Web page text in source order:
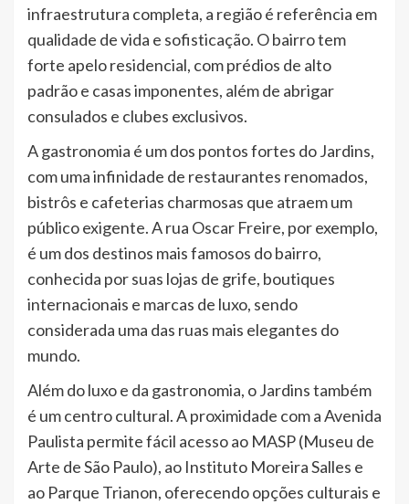
infraestrutura completa, a região é referência em
qualidade de vida e sofisticação. O bairro tem
forte apelo residencial, com prédios de alto
padrão e casas imponentes, além de abrigar
consulados e clubes exclusivos.
A gastronomia é um dos pontos fortes do Jardins,
com uma infinidade de restaurantes renomados,
bistrôs e cafeterias charmosas que atraem um
público exigente. A rua Oscar Freire, por exemplo,
é um dos destinos mais famosos do bairro,
conhecida por suas lojas de grife, boutiques
internacionais e marcas de luxo, sendo
considerada uma das ruas mais elegantes do
mundo.
Além do luxo e da gastronomia, o Jardins também
é um centro cultural. A proximidade com a Avenida
Paulista permite fácil acesso ao MASP (Museu de
Arte de São Paulo), ao Instituto Moreira Salles e
ao Parque Trianon, oferecendo opções culturais e